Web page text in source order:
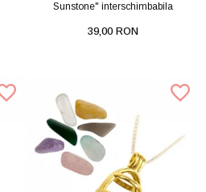
Sunstone" interschimbabila
39,00 RON